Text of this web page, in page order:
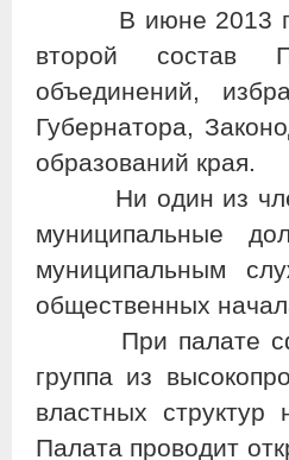
В июне 2013 года
второй состав
объединений,
Губернатора,
образований края.
Ни один из
муниципальные
муниципальным
общественных
При палате
группа из
властных
Палата проводит